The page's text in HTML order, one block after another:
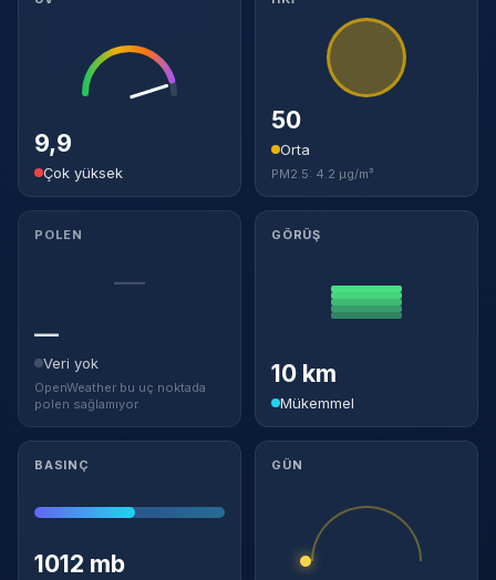
9,9
Çok yüksek
50
Orta
PM2.5: 4.2 µg/m³
POLEN
—
—
Veri yok
OpenWeather bu uç noktada
polen sağlamıyor.
GÖRÜŞ
10 km
Mükemmel
BASINÇ
1012 mb
GÜN